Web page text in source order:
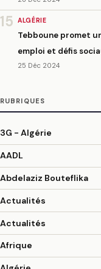
15 ALGÉRIE
Tebboune promet
emploi et défis
25 Déc 2024
RUBRIQUES
3G - Algérie
AADL
Abdelaziz Bouteflika
Actualités
Actualités
Afrique